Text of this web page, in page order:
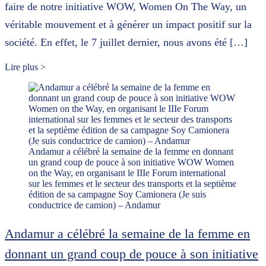
faire de notre initiative WOW, Women On The Way, un
véritable mouvement et à générer un impact positif sur la
société. En effet, le 7 juillet dernier, nous avons été […]
Lire plus >
Andamur a célébré la semaine de la femme en donnant
un grand coup de pouce à son initiative WOW Women
on the Way, en organisant le IIIe Forum international
sur les femmes et le secteur des transports et la septième
édition de sa campagne Soy Camionera (Je suis
conductrice de camion) – Andamur
Andamur a célébré la semaine de la femme en
donnant un grand coup de pouce à son initiative